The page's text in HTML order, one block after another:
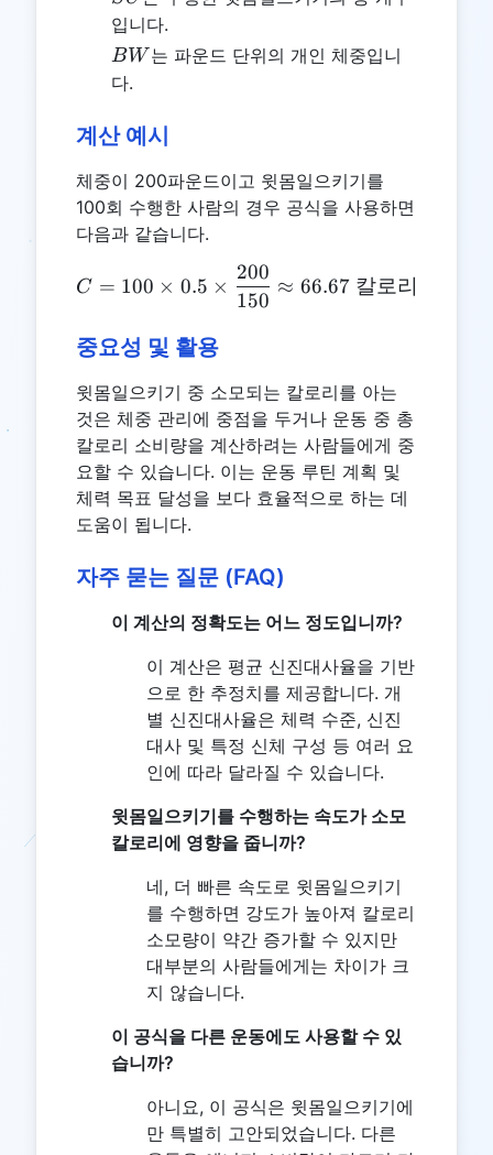
입니다.
BW
BW 는 파운드 단위의 개인 체중입니
다.
계산 예시
체중이 200파운드이고 윗몸일으키기를
100회 수행한 사람의 경우 공식을 사용하면
다음과 같습니다.
C = 100 \times 0.5
C = 100 × 0.5 ×
150
200
≈ 66.67 칼로리
중요성 및 활용
윗몸일으키기 중 소모되는 칼로리를 아는
것은 체중 관리에 중점을 두거나 운동 중 총
칼로리 소비량을 계산하려는 사람들에게 중
요할 수 있습니다. 이는 운동 루틴 계획 및
체력 목표 달성을 보다 효율적으로 하는 데
도움이 됩니다.
자주 묻는 질문 (FAQ)
이 계산의 정확도는 어느 정도입니까?
이 계산은 평균 신진대사율을 기반
으로 한 추정치를 제공합니다. 개
별 신진대사율은 체력 수준, 신진
대사 및 특정 신체 구성 등 여러 요
인에 따라 달라질 수 있습니다.
윗몸일으키기를 수행하는 속도가 소모
칼로리에 영향을 줍니까?
네, 더 빠른 속도로 윗몸일으키기
를 수행하면 강도가 높아져 칼로리
소모량이 약간 증가할 수 있지만
대부분의 사람들에게는 차이가 크
지 않습니다.
이 공식을 다른 운동에도 사용할 수 있
습니까?
아니요, 이 공식은 윗몸일으키기에
만 특별히 고안되었습니다. 다른